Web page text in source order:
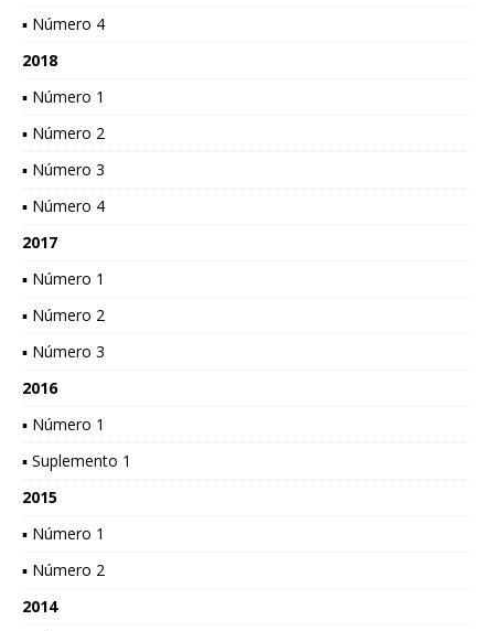
▪ Número 4
2018
▪ Número 1
▪ Número 2
▪ Número 3
▪ Número 4
2017
▪ Número 1
▪ Número 2
▪ Número 3
2016
▪ Número 1
▪ Suplemento 1
2015
▪ Número 1
▪ Número 2
2014